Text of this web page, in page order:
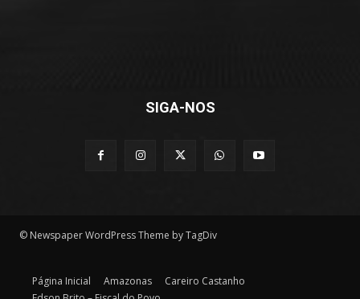
SIGA-NOS
© Newspaper WordPress Theme by TagDiv
Página Inicial Amazonas
Careiro Castanho